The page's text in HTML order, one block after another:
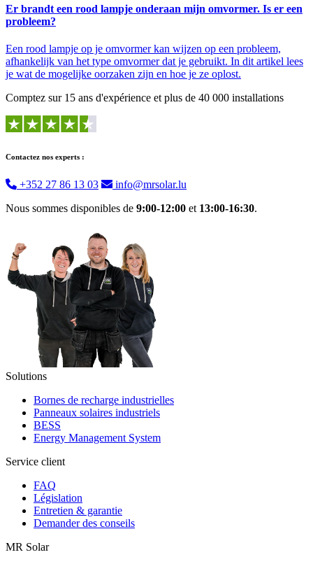
Er brandt een rood lampje onderaan mijn omvormer. Is er een
probleem?
Een rood lampje op je omvormer kan wijzen op een probleem,
afhankelijk van het type omvormer dat je gebruikt. In dit artikel lees
je wat de mogelijke oorzaken zijn en hoe je ze oplost.
Comptez sur 15 ans d'expérience et plus de 40 000 installations
Contactez nos experts :
+352 27 86 13 03
info@mrsolar.lu
Nous sommes disponibles de 9:00-12:00 et 13:00-16:30.
Solutions
Bornes de recharge industrielles
Panneaux solaires industriels
BESS
Energy Management System
Service client
FAQ
Législation
Entretien & garantie
Demander des conseils
MR Solar